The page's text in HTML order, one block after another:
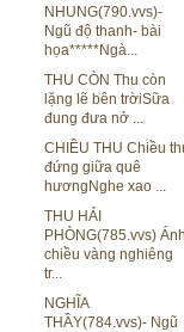
NHUNG(790.vvs)-
Ngũ độ thanh- bài
họa*****Ngà...
THU CÒN Thu còn
lặng lẽ bên trờiSữa
đung đưa nở ...
CHIỀU THU Chiều
đứng giữa quê
hươngNghe xao ...
THU HẢI
PHÒNG(785.vvs)
chiều vàng nghiêng
tr...
NGHĨA
THẦY(784.vvs)- Ngũ